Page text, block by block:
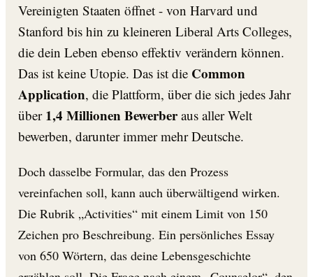
Vereinigten Staaten öffnet - von Harvard und
Stanford bis hin zu kleineren Liberal Arts Colleges,
die dein Leben ebenso effektiv verändern können.
Das ist keine Utopie. Das ist die Common
Application, die Plattform, über die sich jedes Jahr
über 1,4 Millionen Bewerberaus aller Welt
bewerben, darunter immer mehr Deutsche.
Doch dasselbe Formular, das den Prozess
vereinfachen soll, kann auch überwältigend wirken.
Die Rubrik „Activities“ mit einem Limit von 150
Zeichen pro Beschreibung. Ein persönliches Essay
von 650 Wörtern, das deine Lebensgeschichte